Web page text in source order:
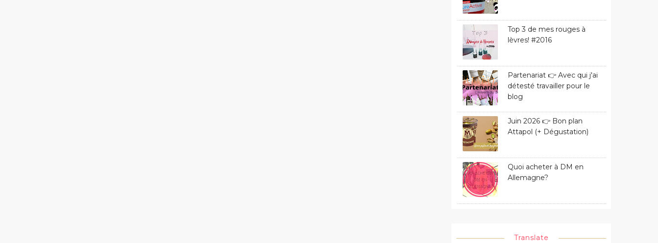
Top 3 de mes rouges à
lèvres! #2016
Partenariat 👉 Avec qui j'ai
détesté travailler pour le
blog
Juin 2026 👉 Bon plan
Attapol (+ Dégustation)
Quoi acheter à DM en
Allemagne?
Translate